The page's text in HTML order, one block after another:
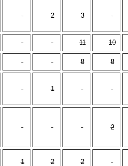
- 2 3 -
- - 11 10
- - 8 8
- 1 - -
- - - 2
1 2 2 -